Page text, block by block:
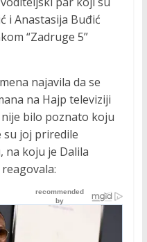
i Anastasija Buđić
“Zadruge 5”
najavila da se
na Hajp televiziji
bilo poznato koju
su joj priredile
na koju je Dalila